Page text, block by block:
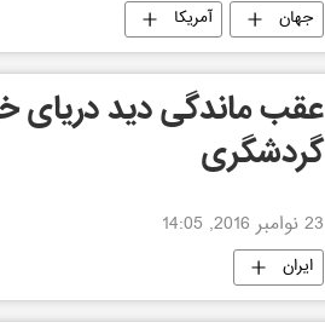
جهان آمریکا
عقب ماندگی دید دریای
گردشگری
23 نوامبر 2016, 14:05
ایران